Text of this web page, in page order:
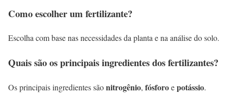
Como escolher um fertilizante?
Escolha com base nas necessidades da planta e na análise do solo.
Quais são os principais ingredientes dos fertilizantes?
Os principais ingredientes sãonitrogênio, fósforoepotássio.